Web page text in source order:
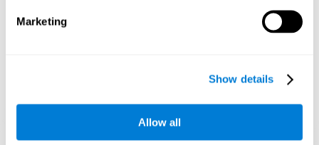
Marketing
Show details
Allow all
1ère SEMAINE 3ème SEMAINE